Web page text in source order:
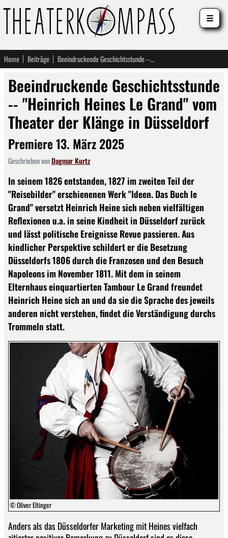
Home Beiträge Beeindruckende Geschichtsstunde -- "Heinrich Heines Le Grand" vom Theater der Klänge in Düsseldorf
Beeindruckende Geschichtsstunde
-- "Heinrich Heines Le Grand" vom
Theater der Klänge in Düsseldorf
Premiere 13. März 2025
Geschrieben vonDagmar Kurtz
In seinem 1826 entstanden, 1827 im zweiten Teil der
"Reisebilder" erschienenen Werk "Ideen. Das Buch le
Grand" versetzt Heinrich Heine sich neben vielfältigen
Reflexionen u.a. in seine Kindheit in Düsseldorf zurück
und lässt politische Ereignisse Revue passieren. Aus
kindlicher Perspektive schildert er die Besetzung
Düsseldorfs 1806 durch die Franzosen und den Besuch
Napoleons im November 1811. Mit dem in seinem
Elternhaus einquartierten Tambour Le Grand freundet
Heinrich Heine sich an und da sie die Sprache des jeweils
anderen nicht verstehen, findet die Verständigung durchs
Trommeln statt.
© Oliver Eltinger
Anders als das Düsseldorfer Marketing mit Heines vielfach
☰